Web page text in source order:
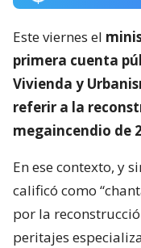
Este viernes el
primera cuenta
Vivienda y
referir a la
megaincendio de
En ese contexto, y
calificó como
por la
peritajes